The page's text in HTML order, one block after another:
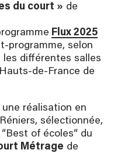
du court » de
Flux 2025
programme, selon
les différentes salles
de-France de
réalisation en
sélectionnée,
of écoles“ du
Métrage de